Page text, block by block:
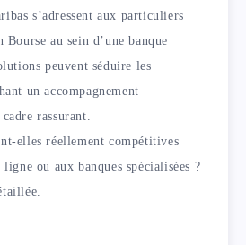
s’adressent aux particuliers
au sein d’une banque
peuvent séduire les
un accompagnement
rassurant.
elles réellement compétitives
ou aux banques spécialisées ?